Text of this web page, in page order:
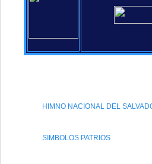
HIMNO NACIONAL DEL
SIMBOLOS PATRIOS